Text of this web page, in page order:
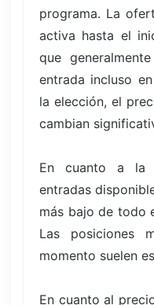
programa. La
activa hasta el
que
entrada incluso
la elección, el
cambian
En cuanto a la
entradas
más bajo de todo
Las posiciones
momento suelen
En cuanto al